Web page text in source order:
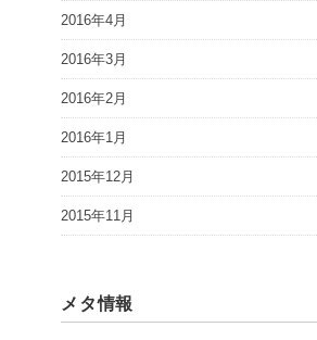
2016年4月
2016年3月
2016年2月
2016年1月
2015年12月
2015年11月
メタ情報